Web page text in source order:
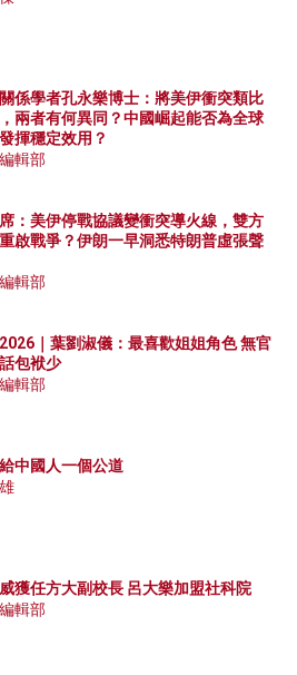
係學者孔永樂博士：將美伊衝突類比
兩者有何異同？中國崛起能否為全球
揮穩定效用？
輯部
：美伊停戰協議變衝突導火線，雙方
啟戰爭？伊朗一早洞悉特朗普虛張聲
輯部
｜葉劉淑儀：最喜歡姐姐角色 無官
包袱少
輯部
中國人一個公道
獲任方大副校長 呂大樂加盟社科院
輯部